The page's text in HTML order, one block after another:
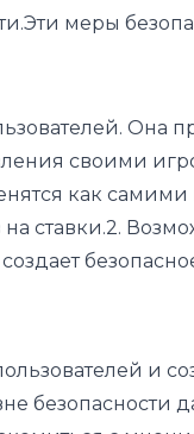
меры
Она
своими
как самими
ставки.2.
и
безопасности